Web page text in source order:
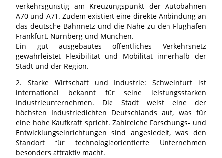
verkehrsgünstig am Kreuzungspunkt der Autobahnen
A70 und A71. Zudem existiert eine direkte Anbindung an
das deutsche Bahnnetz und die Nähe zu den Flughäfen
Frankfurt, Nürnberg und München.
Ein gut ausgebautes öffentliches Verkehrsnetz
gewährleistet Flexibilität und Mobilität innerhalb der
Stadt und der Region.
2. Starke Wirtschaft und Industrie: Schweinfurt ist
international bekannt für seine leistungsstarken
Industrieunternehmen. Die Stadt weist eine der
höchsten Industriedichten Deutschlands auf, was für
eine hohe Kaufkraft spricht. Zahlreiche Forschungs- und
Entwicklungseinrichtungen sind angesiedelt, was den
Standort für technologieorientierte Unternehmen
besonders attraktiv macht.